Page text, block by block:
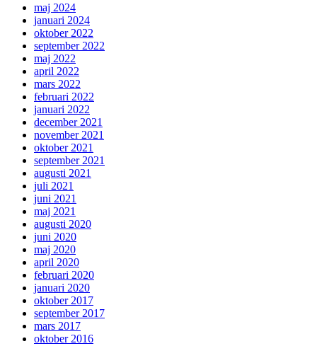
maj 2024
januari 2024
oktober 2022
september 2022
maj 2022
april 2022
mars 2022
februari 2022
januari 2022
december 2021
november 2021
oktober 2021
september 2021
augusti 2021
juli 2021
juni 2021
maj 2021
augusti 2020
juni 2020
maj 2020
april 2020
februari 2020
januari 2020
oktober 2017
september 2017
mars 2017
oktober 2016